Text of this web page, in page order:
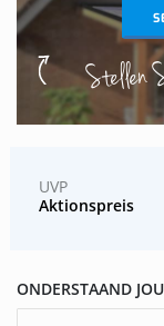
Stellen
Aktionspreis
UVP
ONDERSTAAND